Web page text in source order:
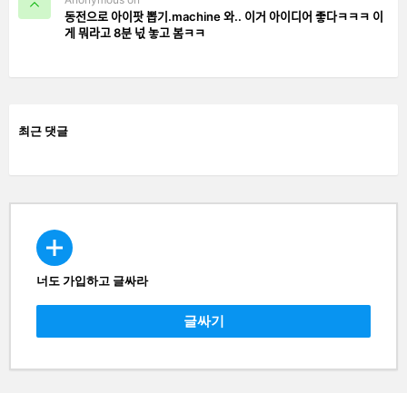
동전으로 아이팟 뽑기.machine 와.. 이거 아이디어 좋다ㅋㅋㅋ 이
게 뭐라고 8분 넋 놓고 봄ㅋㅋ
최근 댓글
CREATE
너도 가입하고 글싸라
글싸기